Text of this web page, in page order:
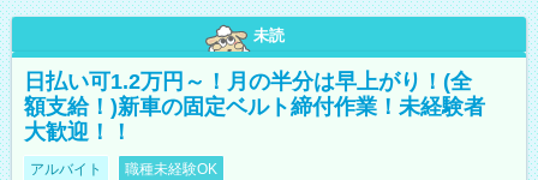
未読
日払い可1.2万円～！月の半分は早上がり！(全
額支給！)新車の固定ベルト締付作業！未経験者
大歓迎！！
アルバイト 職種未経験OK